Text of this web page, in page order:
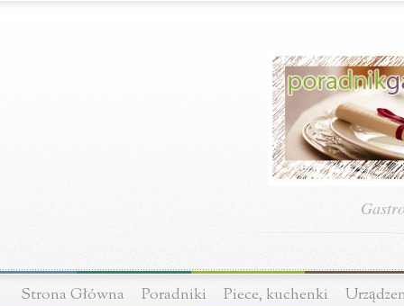
Strona Główna Poradniki Piece, kuchenki